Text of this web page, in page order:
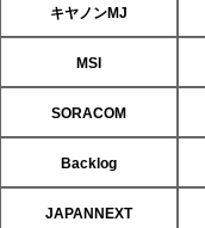
キヤノンMJ
MSI
SORACOM
Backlog
JAPANNEXT